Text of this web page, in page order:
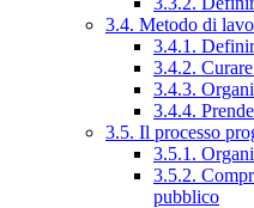
3.4. Metodo di
3.4.1.
3.4.2.
3.4.3.
3.4.4.
3.5. Il processo
3.5.1.
3.5.2.
pubblico